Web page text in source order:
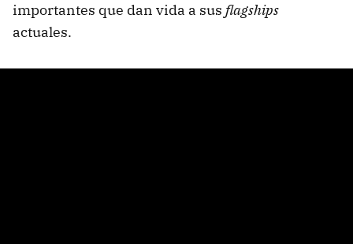
importantes que dan vida a sus flagships
actuales.